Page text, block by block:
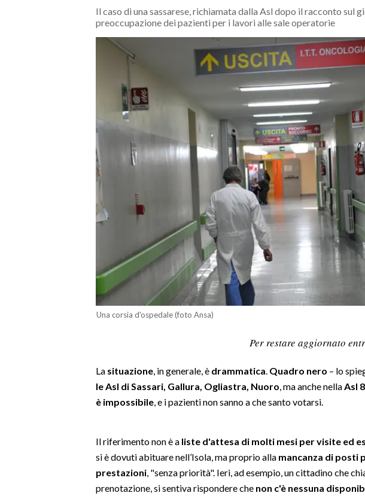
SERVIZI ALLE IMPRESE
Il caso di una sassarese, richiamata dalla Asl dopo il racconto sul
preoccupazione dei pazienti per i lavori alle sale operatorie
Una corsia d'ospedale (foto Ansa)
Per restare aggiornato
La situazione, in generale, è drammatica. Quadro nero – lo
le Asl di Sassari, Gallura, Ogliastra, Nuoro, ma anche nellaAsl
è impossibile, e i pazienti non sanno a che santo votarsi.
Il riferimento non è a liste d'attesa di molti mesi per visite ed
si è dovuti abituare nell’Isola, ma proprio alla mancanza di posti
prestazioni, "senza priorità". Ieri, ad esempio, un cittadino che
prenotazione, si sentiva rispondere che non c'è nessuna